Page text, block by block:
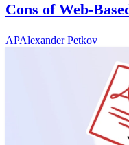
Cons of Web-
APAlexander Petkov